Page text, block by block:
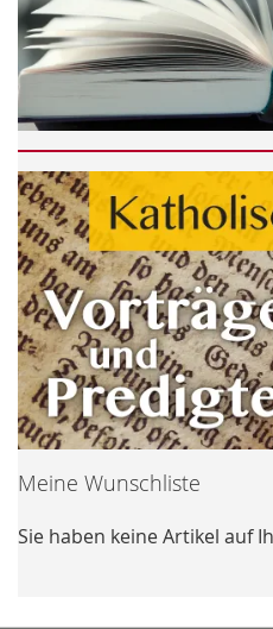
Meine Wunschliste
Sie haben keine Artikel auf